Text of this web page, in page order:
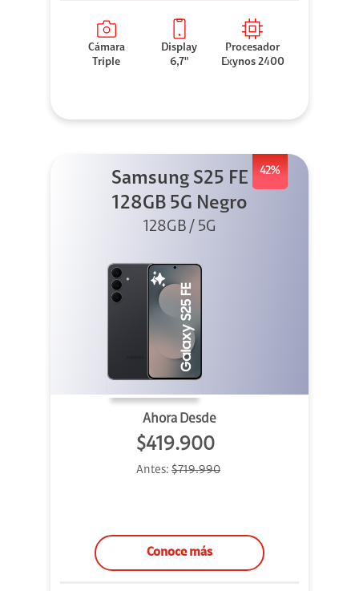
Cámara
Triple
Display
6,7"
Procesador
Exynos 2400
42%
Samsung S25 FE
128GB 5G Negro
128GB / 5G
Ahora Desde
$419.900
Antes: $719.990
Conoce más